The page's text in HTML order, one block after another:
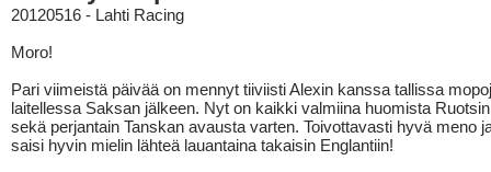
20120516 - Lahti Racing
Moro!
Pari viimeistä päivää on mennyt tiiviisti Alexin kanssa tallissa
laitellessa Saksan jälkeen. Nyt on kaikki valmiina huomista
sekä perjantain Tanskan avausta varten. Toivottavasti hyvä meno
saisi hyvin mielin lähteä lauantaina takaisin Englantiin!